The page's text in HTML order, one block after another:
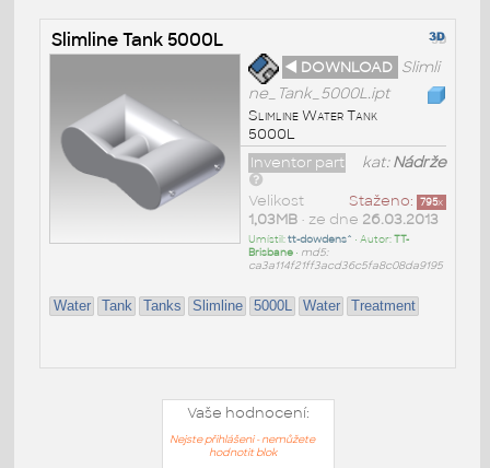
Slimline Tank 5000L
◄ DOWNLOAD Slimli
ne_Tank_5000L.ipt
Slimline Water Tank
5000L
kat:Nádrže
Inventor part
Staženo: 795x
Velikost
1,03MB• ze dne 26.03.2013
Umístil:tt-dowdens^ • Autor:TT-
Brisbane• md5:
ca3a114f21ff3acd36c5fa8c08da9195
Water Tank Tanks Slimline 5000L Water Treatment
Vaše hodnocení:
Nejste přihlášeni - nemůžete
hodnotit blok